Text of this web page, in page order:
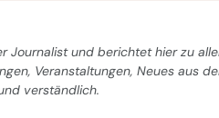
Journalist und berichtet hier zu
Veranstaltungen, Neues aus
verständlich.